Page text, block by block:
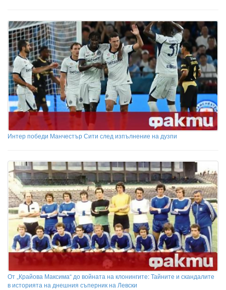
Интер победи Манчестър Сити след изпълнение на дузпи
От „Крайова Максима“ до войната на клонингите: Тайните и скандалите
в историята на днешния съперник на Левски